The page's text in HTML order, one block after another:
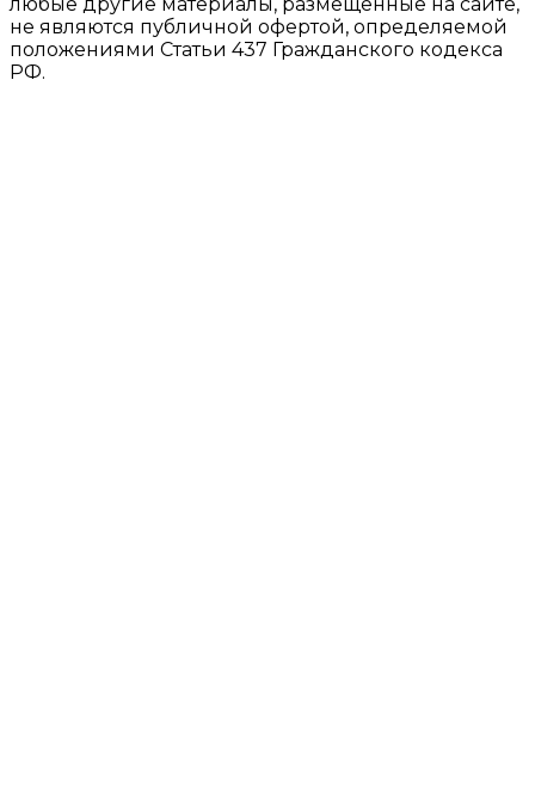
не являются публичной офертой, определяемой
положениями Статьи 437 Гражданского кодекса
РФ.